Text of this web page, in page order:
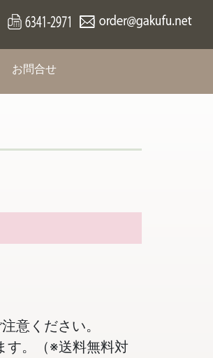
お問合せ(current)
意ください。
す。（※送料無料対